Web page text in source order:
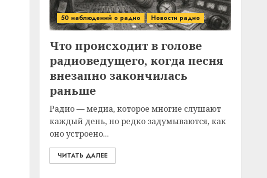
50 наблюдений о радио Новости радио
Что происходит в голове
радиоведущего, когда песня
внезапно закончилась
раньше
Радио — медиа, которое многие слушают
каждый день, но редко задумываются, как
оно устроено...
ЧИТАТЬ ДАЛЕЕ